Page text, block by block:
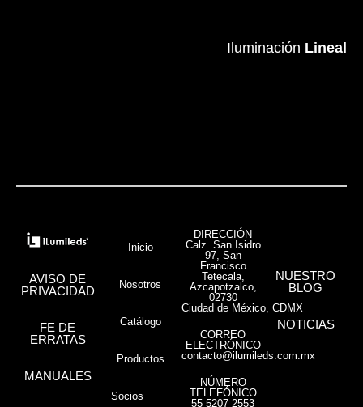
Iluminación Lineal
Iluminación Lineal
AVISO DE
PRIVACIDAD
FE DE
ERRATAS
MANUALES
Inicio
Nosotros
Catálogo
Productos
Socios
DIRECCIÓN
Calz. San Isidro
97, San
Francisco
Tetecala,
Azcapotzalco,
02730
Ciudad de México, CDMX
CORREO
ELECTRÓNICO
contacto@ilumileds.com.mx
NÚMERO
TELEFÓNICO
55 5207 2553
NUESTRO
BLOG
NOTICIAS